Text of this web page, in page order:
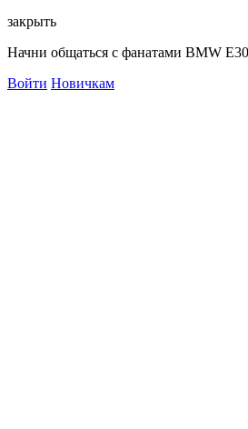
закрыть
Начни общаться с фанатами BMW
Войти Новичкам